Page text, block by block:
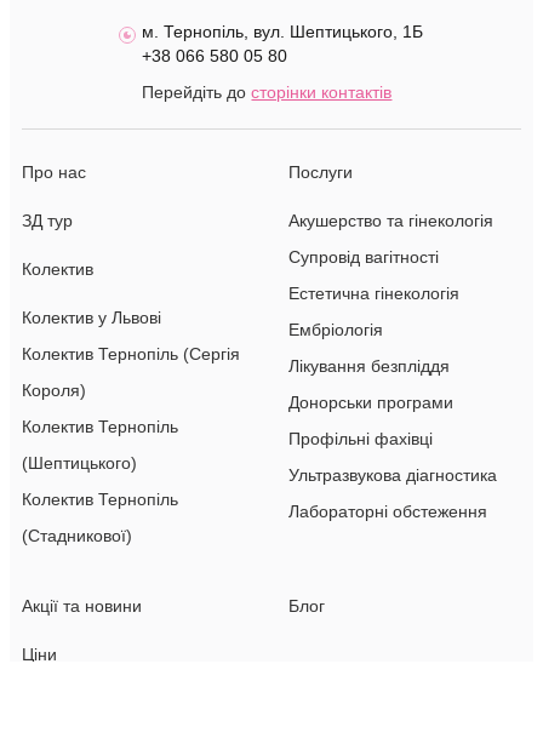
Про нас
ЗД тур
Колектив
Колектив у Львові
Колектив Тернопіль (Сергія
Короля)
Колектив Тернопіль
(Шептицького)
Колектив Тернопіль
(Стадникової)
Послуги
Акушерство та гінекологія
Супровід вагітності
Естетична гінекологія
Ембріологія
Лікування безпліддя
Донорськи програми
Профільні фахівці
Ультразвукова діагностика
Лабораторні обстеження
Ціни
Акції та новини Блог
м. Тернопіль, вул. Шептицького, 1Б
+38 066 580 05 80
Перейдіть досторінки контактів